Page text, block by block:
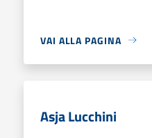
VAI ALLA PAGINA
Asja Lucchini